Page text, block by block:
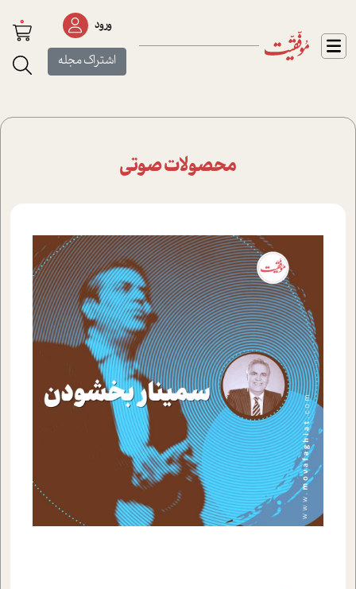
ورود
اشتراک مجله
0
محصولات صوتی